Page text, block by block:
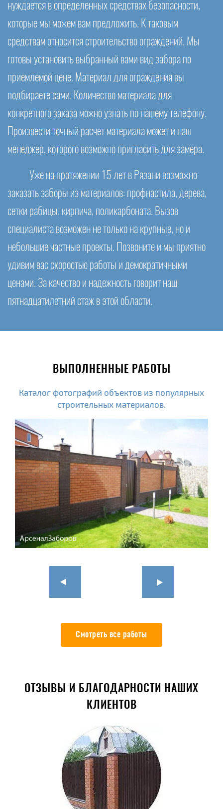
нуждается в определенных средствах безопасности,
которые мы можем вам предложить. К таковым
средствам относится строительство ограждений. Мы
готовы установить выбранный вами вид забора по
приемлемой цене. Материал для ограждения вы
подбираете сами. Количество материала для
конкретного заказа можно узнать по нашему телефону.
Произвести точный расчет материала может и наш
менеджер, которого возможно пригласить для замера.
Уже на протяжении 15 лет в Рязани возможно
заказать заборы из материалов: профнастила, дерева,
сетки рабицы, кирпича, поликарбоната. Вызов
специалиста возможен не только на крупные, но и
небольшие частные проекты. Позвоните и мы приятно
удивим вас скоростью работы и демократичными
ценами. За качество и надежность говорит наш
пятнадцатилетний стаж в этой области.
ВЫПОЛНЕННЫЕ РАБОТЫ
Каталог фотографий объектов из популярных
строительных материалов.
Смотреть все работы
ОТЗЫВЫ И БЛАГОДАРНОСТИ НАШИХ
КЛИЕНТОВ